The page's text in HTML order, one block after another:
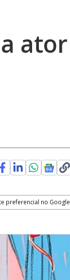
ator
preferencial no Google